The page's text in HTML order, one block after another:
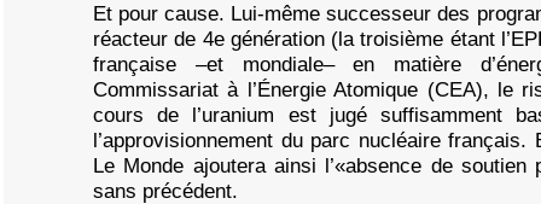
Et pour cause. Lui-même successeur des
réacteur de 4e génération (la troisième étant
française –et mondiale– en matière
Commissariat à l’Énergie Atomique (CEA), le
cours de l’uranium est jugé suffisamment
l’approvisionnement du parc nucléaire
Le Monde ajoutera ainsi l’«absence de
sans précédent.